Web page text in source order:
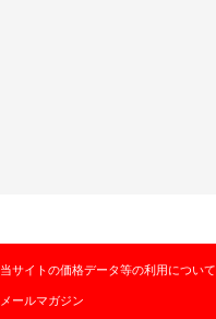
当サイトの価格データ等の利用について
メールマガジン